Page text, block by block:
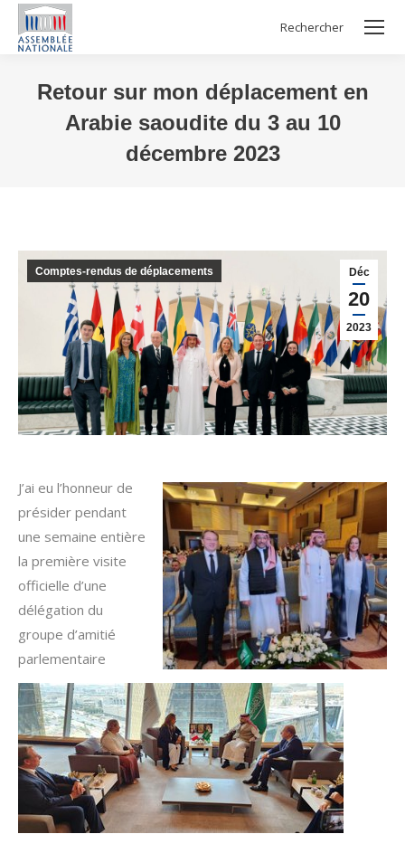
Search:
Rechercher
Retour sur mon déplacement en
Arabie saoudite du 3 au 10
décembre 2023
Déc
20
2023
Comptes-rendus de déplacements
J’ai eu l’honneur de
présider pendant
une semaine entière
la première visite
officielle d’une
délégation du
groupe d’amitié
parlementaire